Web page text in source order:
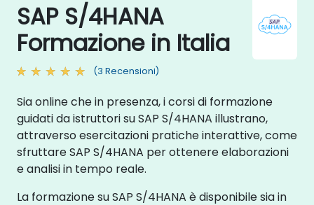
SAP S/4HANA
Formazione in Italia
(3 Recensioni)
Sia online che in presenza, i corsi di formazione
guidati da istruttori su SAP S/4HANA illustrano,
attraverso esercitazioni pratiche interattive, come
sfruttare SAP S/4HANA per ottenere elaborazioni
e analisi in tempo reale.
La formazione su SAP S/4HANA è disponibile sia in